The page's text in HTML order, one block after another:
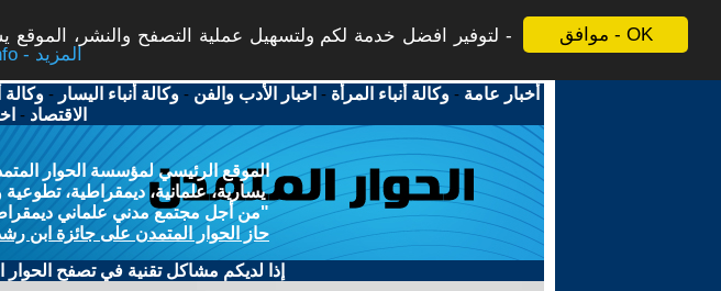
موافق - OK
لتوفير افضل خدمة لكم ولتسهيل عملية التصفح والنشر،
More info - المزيد
أخبار عامة -وكالة أنباء المرأة - اخبار الأدب والفن -وكالة أنباء اليسار -وكالة
الاقتصاد -
الموقع الرئيسي لمؤسسة الحوار
يسارية، علمانية، ديمقراطية، تطوعية
"من أجل مجتمع مدني علماني
حاز الحوار المتمدن على جائزة ابن
إذا لديكم مشاكل تقنية في تصفح الحوار